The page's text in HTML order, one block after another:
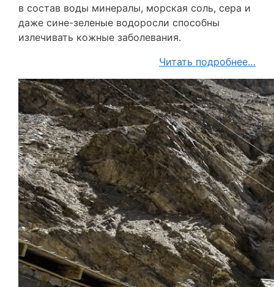
в состав воды минералы, морская соль, сера и
даже сине-зеленые водоросли способны
излечивать кожные заболевания.
Читать подробнее…